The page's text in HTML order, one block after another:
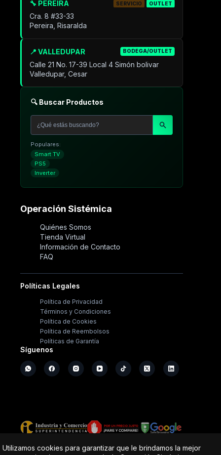
Utilizamos cookies para garantizar que le brindamos la mejor
📍 VALLEDUPAR BODEGA/OUTLET
Calle 21 No. 17-39 Local 4 Simón bolivar
Valledupar, Cesar
🔧 PEREIRA SERVICIO OUTLET
Cra. 8 #33-33
Pereira, Risaralda
🔍 Buscar Productos
Populares:
Smart TV
PS5
Inverter
Operación Sistémica
Quiénes Somos
Tienda Virtual
Información de Contacto
FAQ
Políticas Legales
Política de Privacidad
Términos y Condiciones
Política de Cookies
Política de Reembolsos
Políticas de Garantía
Síguenos
Copyright © - Operación Sistémica